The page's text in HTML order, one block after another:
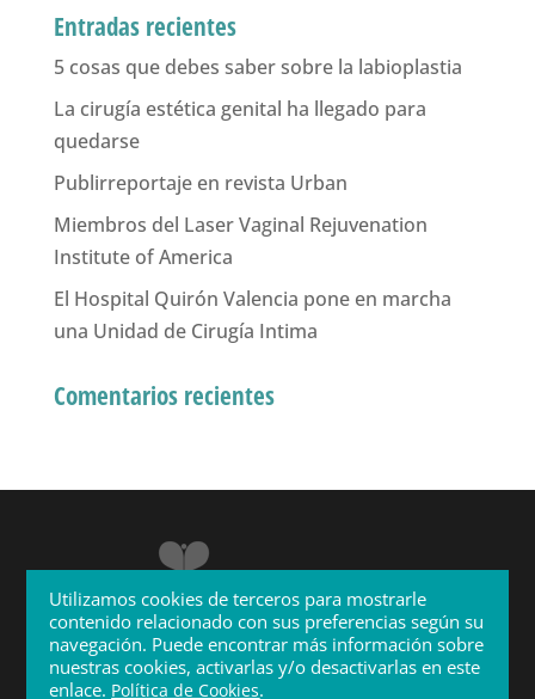
Entradas recientes
5 cosas que debes saber sobre la labioplastia
La cirugía estética genital ha llegado para
quedarse
Publirreportaje en revista Urban
Miembros del Laser Vaginal Rejuvenation
Institute of America
El Hospital Quirón Valencia pone en marcha
una Unidad de Cirugía Intima
Comentarios recientes
Utilizamos cookies de terceros para mostrarle
contenido relacionado con sus preferencias según su
navegación. Puede encontrar más información sobre
nuestras cookies, activarlas y/o desactivarlas en este
enlace. Política de Cookies.